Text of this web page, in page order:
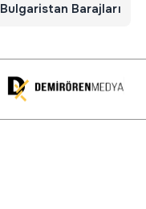
Bulgaristan Barajları